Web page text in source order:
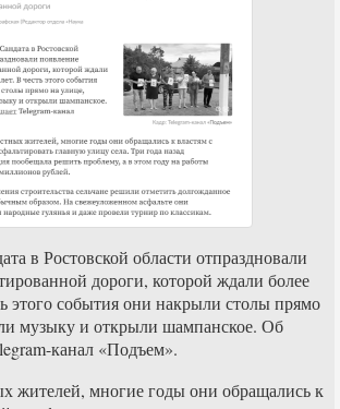
в Ростовской области отпраздновали
дороги, которой ждали более
этого события они накрыли столы прямо
музыку и открыли шампанское. Об
канал «Подъем».
жителей, многие годы они обращались к